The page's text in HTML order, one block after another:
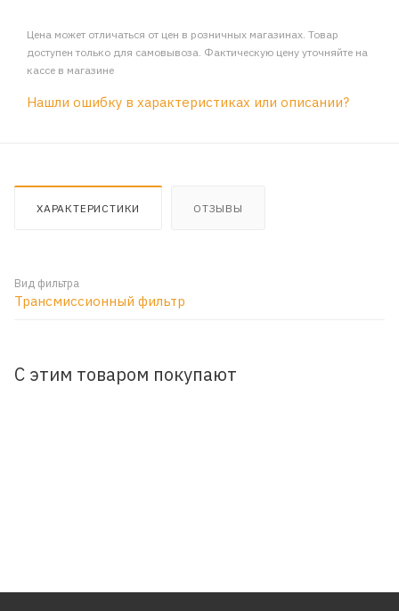
Цена может отличаться от цен в розничных магазинах. Товар
доступен только для самовывоза. Фактическую цену уточняйте на
кассе в магазине
Нашли ошибку в характеристиках или описании?
ХАРАКТЕРИСТИКИ ОТЗЫВЫ
Вид фильтра
Трансмиссионный фильтр
С этим товаром покупают